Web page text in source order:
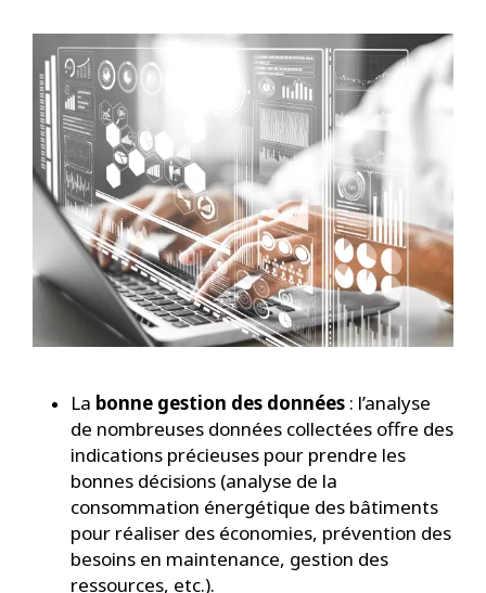
La bonne gestion des données : l’analyse
de nombreuses données collectées offre des
indications précieuses pour prendre les
bonnes décisions (analyse de la
consommation énergétique des bâtiments
pour réaliser des économies, prévention des
besoins en maintenance, gestion des
ressources, etc.).